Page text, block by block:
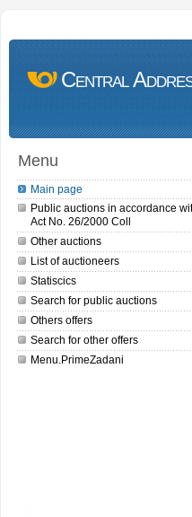
Central
Menu
Main page
Public auctions in accordance
Act No. 26/2000 Coll
Other auctions
List of auctioneers
Statiscics
Search for public auctions
Others offers
Search for other offers
Menu.PrimeZadani